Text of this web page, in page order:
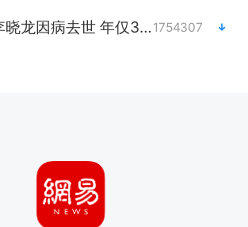
相声演员李晓龙因病去世 年仅38岁1754307